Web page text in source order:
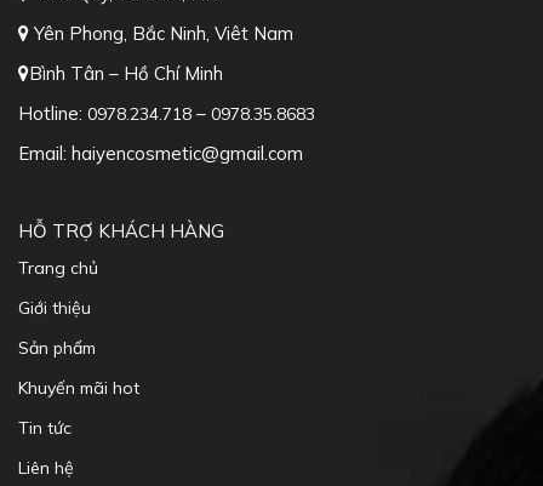
Hotline:
0978.234.718 – 0978.35.8683
Email: haiyencosmetic@gmail.com
HỖ TRỢ KHÁCH HÀNG
Giới thiệu
Sản phẩm
Khuyến mãi hot
Tin tức
Liên hệ
CHÍNH SÁCH